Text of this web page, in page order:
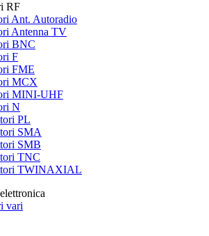
RF
Ant. Autoradio
Antenna TV
BNC
F
FME
MCX
MINI-UHF
N
PL
SMA
SMB
TNC
TWINAXIAL
vari